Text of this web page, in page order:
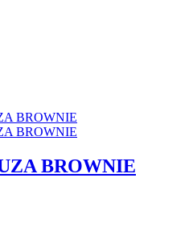
BROWNIE